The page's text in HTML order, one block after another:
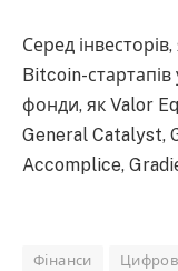
Серед
Bitcoin-стартапів
фонди, як Valor
General Catalyst,
Accomplice,
Фінанси